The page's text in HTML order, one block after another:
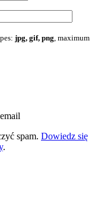
jpg, gif, png, maximum
spam. Dowiedz się
.